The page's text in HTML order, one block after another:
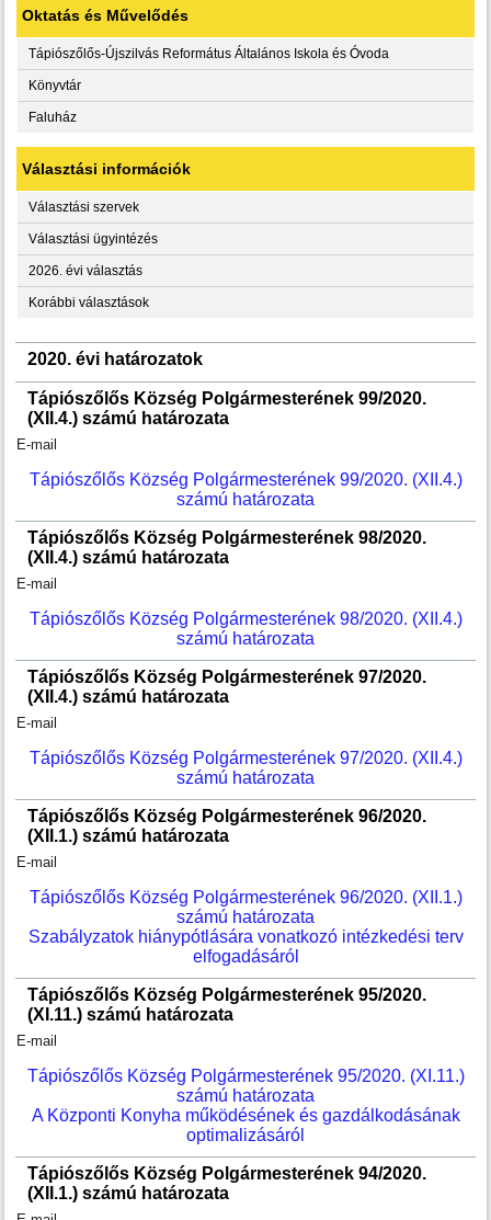
Oktatás és Művelődés
Tápiószőlős-Újszilvás Református Általános Iskola és Óvoda
Könyvtár
Faluház
Választási információk
Választási szervek
Választási ügyintézés
2026. évi választás
Korábbi választások
2020. évi határozatok
Tápiószőlős Község Polgármesterének 99/2020.
(XII.4.) számú határozata
E-mail
Tápiószőlős Község Polgármesterének 99/2020. (XII.4.)
számú határozata
Tápiószőlős Község Polgármesterének 98/2020.
(XII.4.) számú határozata
E-mail
Tápiószőlős Község Polgármesterének 98/2020. (XII.4.)
számú határozata
Tápiószőlős Község Polgármesterének 97/2020.
(XII.4.) számú határozata
E-mail
Tápiószőlős Község Polgármesterének 97/2020. (XII.4.)
számú határozata
Tápiószőlős Község Polgármesterének 96/2020.
(XII.1.) számú határozata
E-mail
Tápiószőlős Község Polgármesterének 96/2020. (XII.1.)
számú határozata
Szabályzatok hiánypótlására vonatkozó intézkedési terv
elfogadásáról
Tápiószőlős Község Polgármesterének 95/2020.
(XI.11.) számú határozata
E-mail
Tápiószőlős Község Polgármesterének 95/2020. (XI.11.)
számú határozata
A Központi Konyha működésének és gazdálkodásának
optimalizásáról
Tápiószőlős Község Polgármesterének 94/2020.
(XII.1.) számú határozata